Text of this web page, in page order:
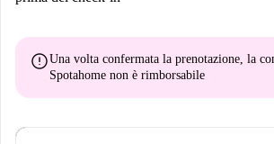
errorUna volta confermata la prenotazione, la
Spotahome non è rimborsabile